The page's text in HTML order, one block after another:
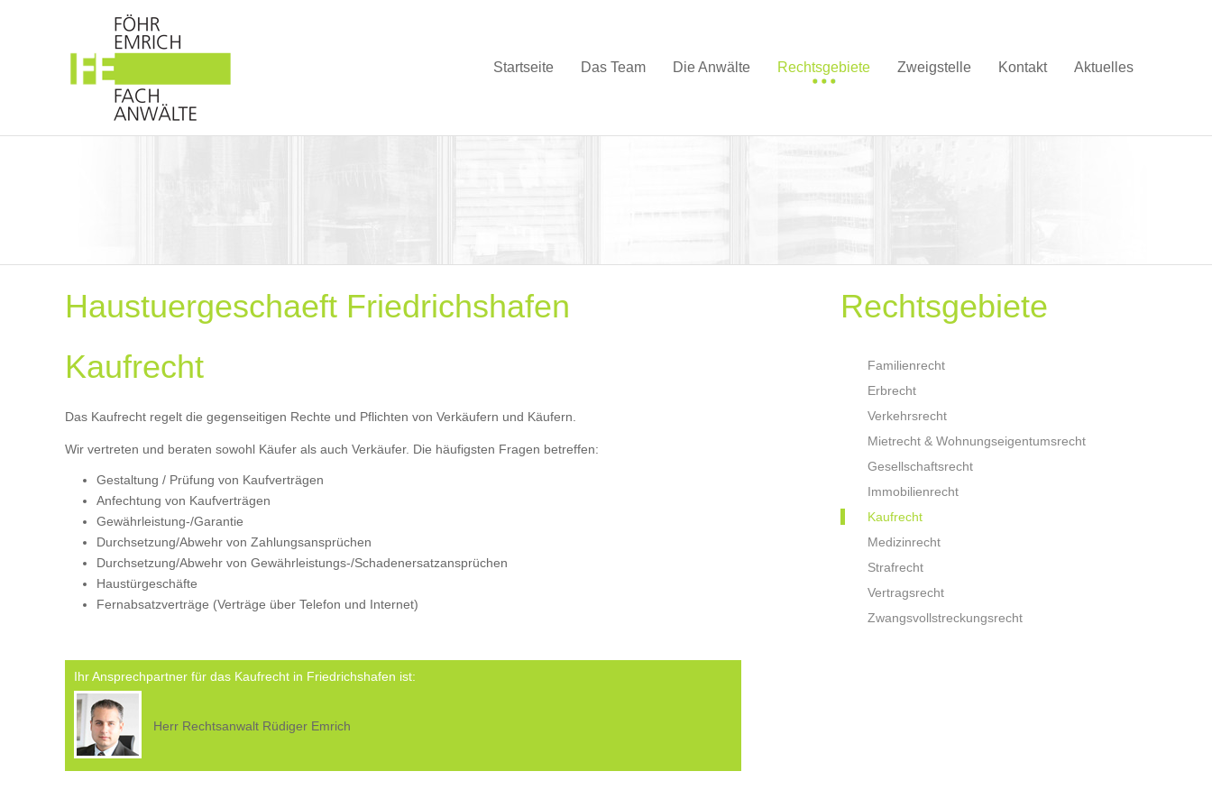
Startseite Das Team Die Anwälte Rechtsgebiete Zweigstelle Kontakt Aktuelles
Rechtsgebiete
Familienrecht
Erbrecht
Verkehrsrecht
Mietrecht & Wohnungseigentumsrecht
Gesellschaftsrecht
Immobilienrecht
Kaufrecht
Medizinrecht
Strafrecht
Vertragsrecht
Zwangsvollstreckungsrecht
Haustuergeschaeft Friedrichshafen
Kaufrecht
Das Kaufrecht regelt die gegenseitigen Rechte und Pflichten von Verkäufern und Käufern.
Wir vertreten und beraten sowohl Käufer als auch Verkäufer. Die häufigsten Fragen betreffen:
Gestaltung / Prüfung von Kaufverträgen
Anfechtung von Kaufverträgen
Gewährleistung-/Garantie
Durchsetzung/Abwehr von Zahlungsansprüchen
Durchsetzung/Abwehr von Gewährleistungs-/Schadenersatzansprüchen
Haustürgeschäfte
Fernabsatzverträge (Verträge über Telefon und Internet)
Ihr Ansprechpartner für das Kaufrecht in Friedrichshafen ist:
Herr Rechtsanwalt Rüdiger Emrich